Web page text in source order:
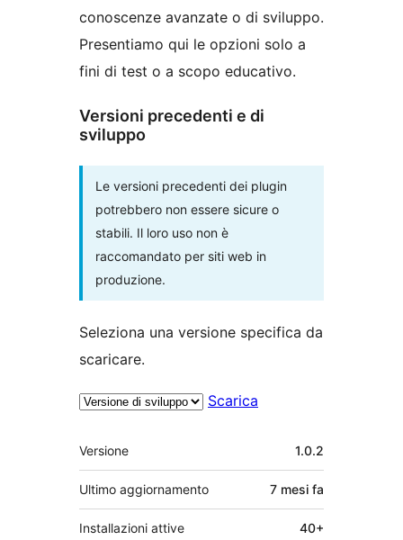
conoscenze avanzate o di sviluppo.
Presentiamo qui le opzioni solo a
fini di test o a scopo educativo.
Versioni precedenti e di
sviluppo
Le versioni precedenti dei plugin
potrebbero non essere sicure o
stabili. Il loro uso non è
raccomandato per siti web in
produzione.
Seleziona una versione specifica da
scaricare.
Scarica
Meta
Versione 1.0.2
Ultimo aggiornamento 7 mesi fa
Installazioni attive 40+